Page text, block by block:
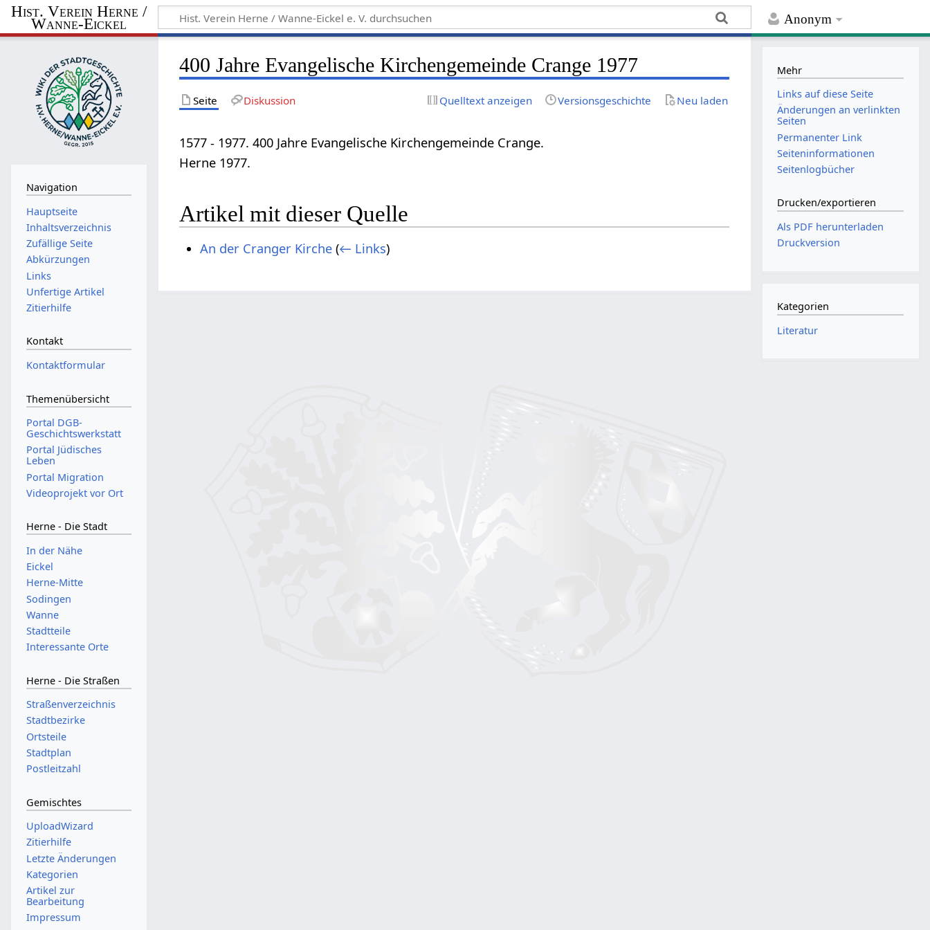
Anonym
Hist. Verein Herne /
Wanne-Eickel
400 Jahre Evangelische Kirchengemeinde Crange 1977
Seite Diskussion Quelltext anzeigen Versionsgeschichte Neu laden
1577 - 1977. 400 Jahre Evangelische Kirchengemeinde Crange.
Herne 1977.
Artikel mit dieser Quelle
An der Cranger Kirche (← Links)
Navigation
Hauptseite
Inhaltsverzeichnis
Zufällige Seite
Abkürzungen
Links
Unfertige Artikel
Zitierhilfe
Kontakt
Kontaktformular
Themenübersicht
Portal DGB-
Geschichtswerkstatt
Portal Jüdisches
Leben
Portal Migration
Videoprojekt vor Ort
Herne - Die Stadt
In der Nähe
Eickel
Herne-Mitte
Sodingen
Wanne
Stadtteile
Interessante Orte
Herne - Die Straßen
Straßenverzeichnis
Stadtbezirke
Ortsteile
Stadtplan
Postleitzahl
Gemischtes
UploadWizard
Zitierhilfe
Letzte Änderungen
Kategorien
Artikel zur
Bearbeitung
Impressum
Mehr
Links auf diese Seite
Änderungen an verlinkten
Seiten
Permanenter Link
Seiten­­informationen
Seitenlogbücher
Drucken/­exportieren
Als PDF herunterladen
Druckversion
Kategorien
Literatur